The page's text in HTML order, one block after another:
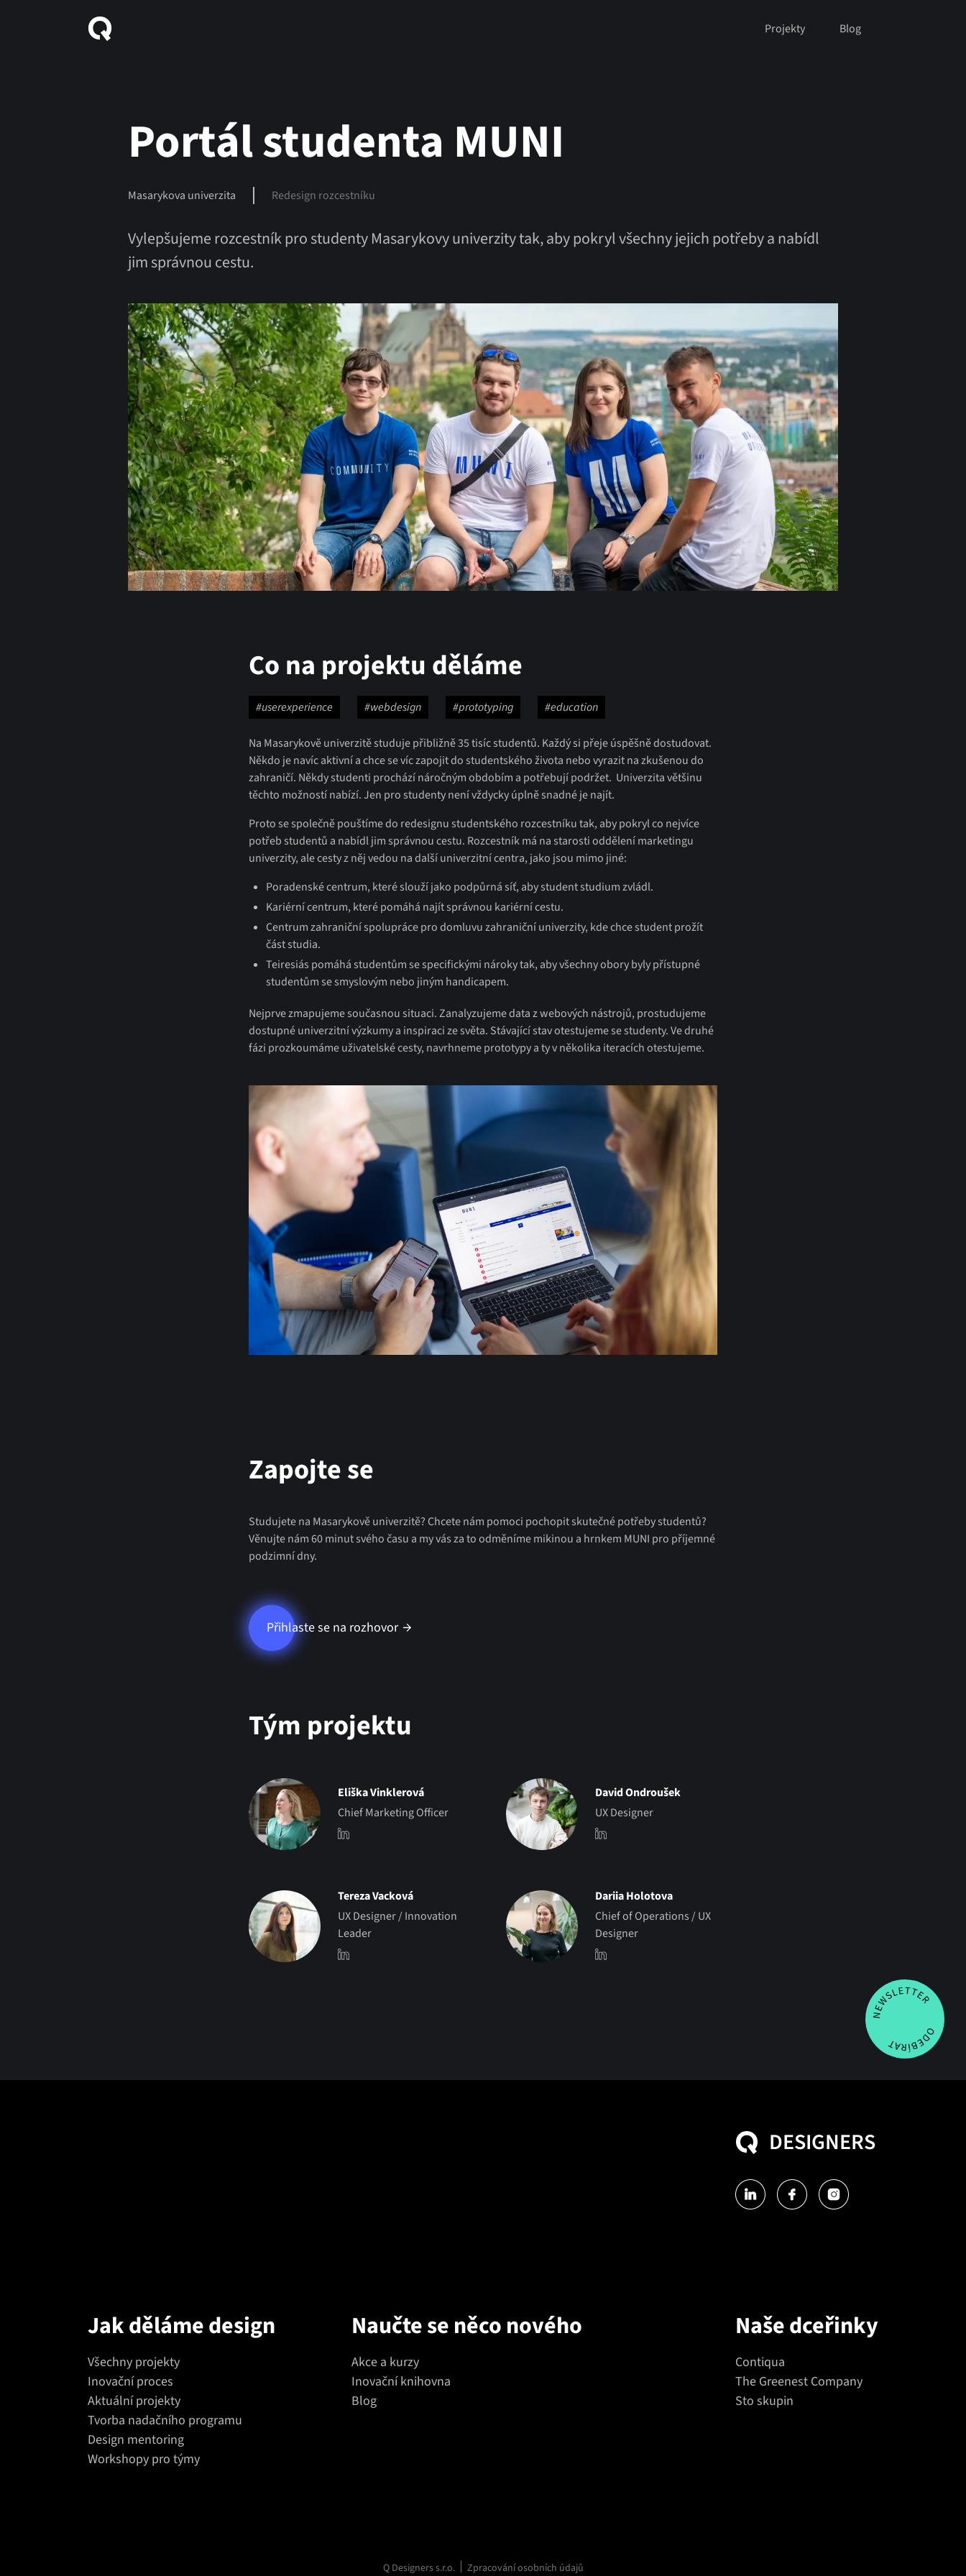
Projekty Blog
Portál studenta MUNI
Masarykova univerzita Redesign rozcestníku
Vylepšujeme rozcestník pro studenty Masarykovy univerzity tak, aby pokryl všechny jejich potřeby a nabídl
jim správnou cestu.
Co na projektu děláme
#userexperience #webdesign #prototyping #education
Na Masarykově univerzitě studuje přibližně 35 tisíc studentů. Každý si přeje úspěšně dostudovat.
Někdo je navíc aktivní a chce se víc zapojit do studentského života nebo vyrazit na zkušenou do
zahraničí. Někdy studenti prochází náročným obdobím a potřebují podržet. Univerzita většinu
těchto možností nabízí. Jen pro studenty není vždycky úplně snadné je najít.
Proto se společně pouštíme do redesignu studentského rozcestníku tak, aby pokryl co nejvíce
potřeb studentů a nabídl jim správnou cestu. Rozcestník má na starosti oddělení marketingu
univerzity, ale cesty z něj vedou na další univerzitní centra, jako jsou mimo jiné:
Poradenské centrum, které slouží jako podpůrná síť, aby student studium zvládl.
Kariérní centrum, které pomáhá najít správnou kariérní cestu.
Centrum zahraniční spolupráce pro domluvu zahraniční univerzity, kde chce student prožít
část studia.
Teiresiás pomáhá studentům se specifickými nároky tak, aby všechny obory byly přístupné
studentům se smyslovým nebo jiným handicapem.
Nejprve zmapujeme současnou situaci. Zanalyzujeme data z webových nástrojů, prostudujeme
dostupné univerzitní výzkumy a inspiraci ze světa. Stávající stav otestujeme se studenty. Ve druhé
fázi prozkoumáme uživatelské cesty, navrhneme prototypy a ty v několika iteracích otestujeme.
Zapojte se
Studujete na Masarykově univerzitě? Chcete nám pomoci pochopit skutečné potřeby studentů?
Věnujte nám 60 minut svého času a my vás za to odměníme mikinou a hrnkem MUNI pro příjemné
podzimní dny.
Přihlaste se na rozhovor
Tým projektu
Eliška Vinklerová
Chief Marketing Officer
David Ondroušek
UX Designer
Tereza Vacková
UX Designer / Innovation
Leader
Dariia Holotova
Chief of Operations / UX
Designer
Jak děláme design
Všechny projekty
Inovační proces
Aktuální projekty
Tvorba nadačního programu
Design mentoring
Workshopy pro týmy
Naučte se něco nového
Akce a kurzy
Inovační knihovna
Blog
DESIGNERS
Naše dceřinky
Contiqua
The Greenest Company
Sto skupin
Q Designers s.r.o. Zpracování osobních údajů